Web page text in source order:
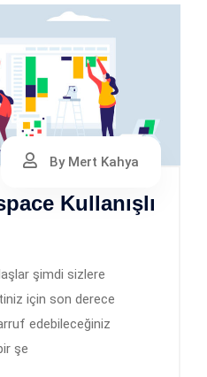
By Mert Kahya
Kullanışlı
şimdi sizlere
için son derece
edebileceğiniz
şe